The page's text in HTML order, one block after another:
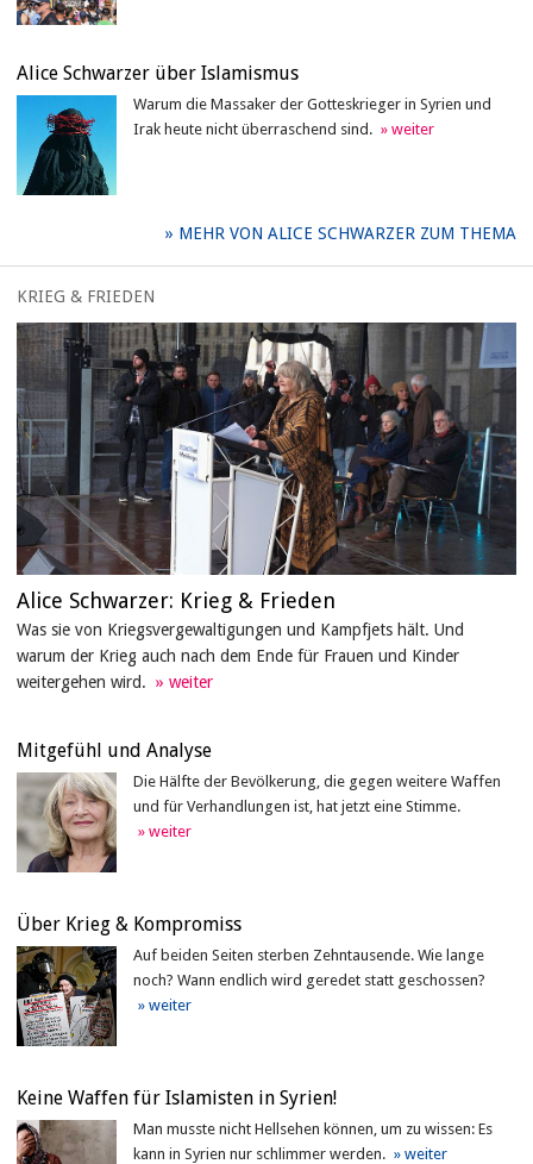
Alice Schwarzer über Islamismus
Warum die Massaker der Gotteskrieger in Syrien und
Irak heute nicht überraschend sind.
MEHR VON ALICE SCHWARZER ZUM THEMA
KRIEG & FRIEDEN
Alice Schwarzer: Krieg & Frieden
Was sie von Kriegsvergewaltigungen und Kampfjets hält. Und
warum der Krieg auch nach dem Ende für Frauen und Kinder
weitergehen wird.
Mitgefühl und Analyse
Die Hälfte der Bevölkerung, die gegen weitere Waffen
und für Verhandlungen ist, hat jetzt eine Stimme.
Über Krieg & Kompromiss
Auf beiden Seiten sterben Zehntausende. Wie lange
noch? Wann endlich wird geredet statt geschossen?
Keine Waffen für Islamisten in Syrien!
Man musste nicht Hellsehen können, um zu wissen: Es
kann in Syrien nur schlimmer werden.